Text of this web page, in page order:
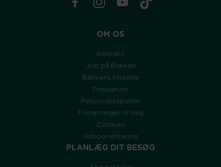
OM OS
Kontakt
Job på Bakken
Bakkens Historie
Presserum
Persondatapolitik
Forretninger til salg
Cookies
Naboorientering
PLANLÆG DIT BESØG